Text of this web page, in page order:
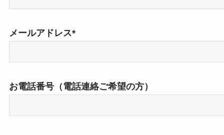
メールアドレス*
お電話番号（電話連絡ご希望の方）